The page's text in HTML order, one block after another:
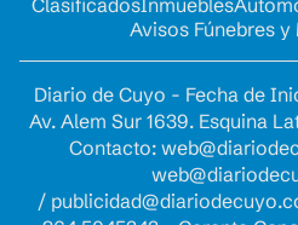
ClasificadosInmuebles
Avisos Fúnebres y
Diario de Cuyo - Fecha de
Av. Alem Sur 1639. Esquina
Contacto:
/